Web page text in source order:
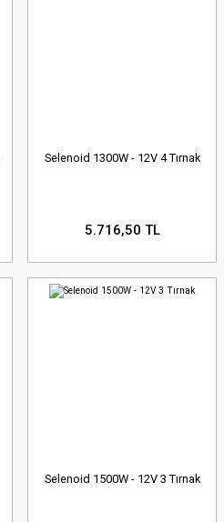
Selenoid 1300W - 12V 4 Tırnak
5.716,50 TL
Selenoid 1500W - 12V 3 Tırnak